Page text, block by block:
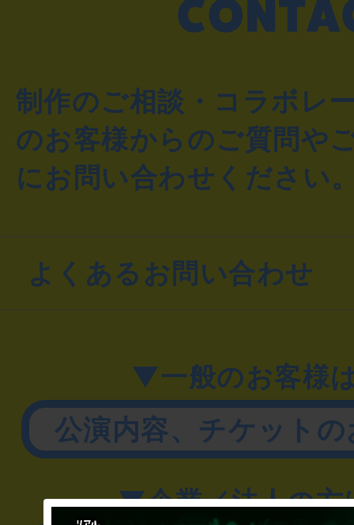
制作のご相談・コラボレ
のお客様からのご質問や
にお問い合わせください
よくあるお問い合わせ
▼一般のお客様
公演内容、チケット
▼企業／法人の方